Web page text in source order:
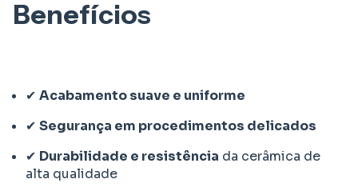
Benefícios
✔ Acabamento suave e uniforme
✔ Segurança em procedimentos delicados
✔ Durabilidade e resistência da cerâmica de
alta qualidade